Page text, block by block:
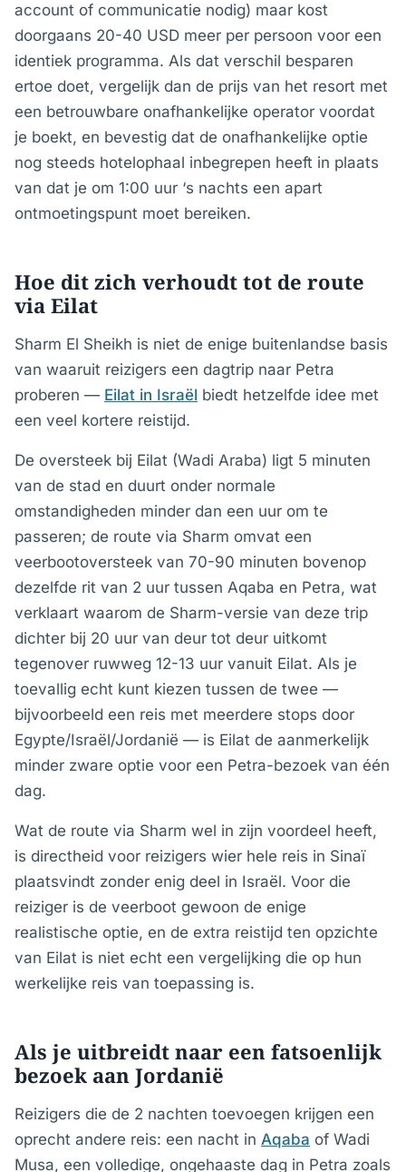
account of communicatie nodig) maar kost
doorgaans 20-40 USD meer per persoon voor een
identiek programma. Als dat verschil besparen
ertoe doet, vergelijk dan de prijs van het resort met
een betrouwbare onafhankelijke operator voordat
je boekt, en bevestig dat de onafhankelijke optie
nog steeds hotelophaal inbegrepen heeft in plaats
van dat je om 1:00 uur ‘s nachts een apart
ontmoetingspunt moet bereiken.
Hoe dit zich verhoudt tot de route
via Eilat
Sharm El Sheikh is niet de enige buitenlandse basis
van waaruit reizigers een dagtrip naar Petra
proberen — Eilat in Israël biedt hetzelfde idee met
een veel kortere reistijd.
De oversteek bij Eilat (Wadi Araba) ligt 5 minuten
van de stad en duurt onder normale
omstandigheden minder dan een uur om te
passeren; de route via Sharm omvat een
veerbootoversteek van 70-90 minuten bovenop
dezelfde rit van 2 uur tussen Aqaba en Petra, wat
verklaart waarom de Sharm-versie van deze trip
dichter bij 20 uur van deur tot deur uitkomt
tegenover ruwweg 12-13 uur vanuit Eilat. Als je
toevallig echt kunt kiezen tussen de twee —
bijvoorbeeld een reis met meerdere stops door
Egypte/Israël/Jordanië — is Eilat de aanmerkelijk
minder zware optie voor een Petra-bezoek van één
dag.
Wat de route via Sharm wel in zijn voordeel heeft,
is directheid voor reizigers wier hele reis in Sinaï
plaatsvindt zonder enig deel in Israël. Voor die
reiziger is de veerboot gewoon de enige
realistische optie, en de extra reistijd ten opzichte
van Eilat is niet echt een vergelijking die op hun
werkelijke reis van toepassing is.
Als je uitbreidt naar een fatsoenlijk
bezoek aan Jordanië
Reizigers die de 2 nachten toevoegen krijgen een
oprecht andere reis: een nacht in Aqaba of Wadi
Musa, een volledige, ongehaaste dag in Petra zoals